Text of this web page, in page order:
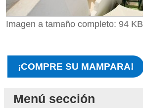
Imagen a tamaño completo: 94 KB
¡COMPRE SU MAMPARA!
Menú sección